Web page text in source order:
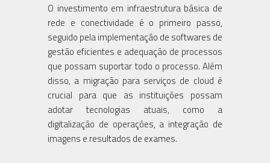
O investimento em infraestrutura básica de
rede e conectividade é o primeiro passo,
seguido pela implementação de softwares de
gestão eficientes e adequação de processos
que possam suportar todo o processo. Além
disso, a migração para serviços de cloud é
crucial para que as instituições possam
adotar tecnologias atuais, como a
digitalização de operações, a integração de
imagens e resultados de exames.